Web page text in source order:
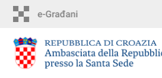
content